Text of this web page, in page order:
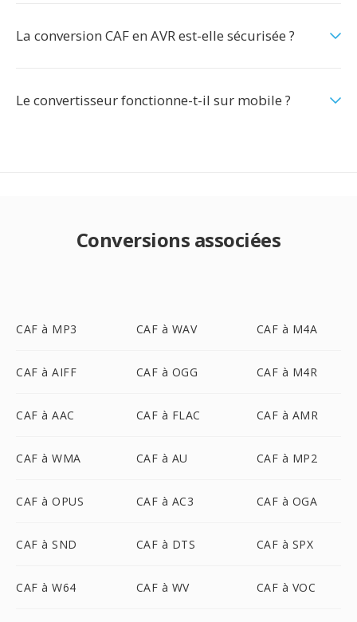
La conversion CAF en AVR est-elle sécurisée ?
Le convertisseur fonctionne-t-il sur mobile ?
Conversions associées
CAF à MP3 CAF à WAV CAF à M4A
CAF à AIFF CAF à OGG CAF à M4R
CAF à AAC CAF à FLAC CAF à AMR
CAF à WMA CAF à AU CAF à MP2
CAF à OPUS CAF à AC3 CAF à OGA
CAF à SND CAF à DTS CAF à SPX
CAF à W64 CAF à WV CAF à VOC